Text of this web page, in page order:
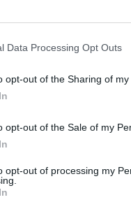
Data Processing Opt Outs
opt-out of the Sharing of my
opt-out of the Sale of my
opt-out of processing my
Tragiška avarija
Marijampolėje